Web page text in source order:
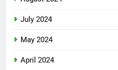
July 2024
May 2024
April 2024